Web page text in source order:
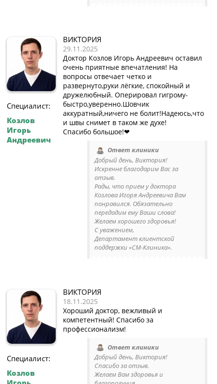
Специалист:
Козлов
Игорь
Андреевич
ВИКТОРИЯ
29.11.2025
Доктор Козлов Игорь Андреевич оставил
очень приятные впечатления! На
вопросы отвечает четко и
развернуто,руки лёгкие, спокойный и
дружелюбный. Оперировал гигрому-
быстро,уверенно.Шовчик
аккуратный,ничего не болит!Надеюсь,что
и швы снимет в таком же духе!
Спасибо большое!❤️
Ответ клиники
Добрый день, Виктория!
Искренне благодарим Вас за
отзыв.
Рады, что прием у доктора
Козлова Игоря Андреевича Вам
понравился. Обязательно
передадим ему Ваши слова!
Желаем хорошего здоровья!
С уважением,
Департамент клиентской
поддержки «СМ-Клиника».
Специалист:
Козлов
ВИКТОРИЯ
18.11.2025
Хороший доктор, вежливый и
компетентный! Спасибо за
профессионализм!
Ответ клиники
Добрый день, Виктория!
Спасибо за отзыв.
Желаем Вам здоровья и